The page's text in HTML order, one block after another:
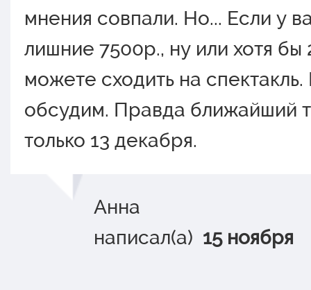
мнения совпали. Но... Если у
лишние 7500р., ну или хотя бы
можете сходить на
обсудим. Правда ближайший
только 13 декабря.
Анна
написал(а) 15 ноября